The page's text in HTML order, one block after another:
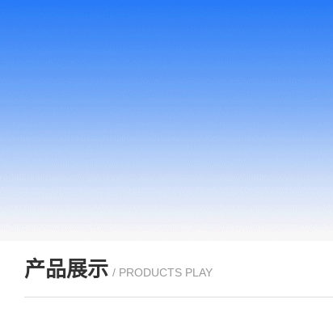
产品展示 / PRODUCTS PLAY